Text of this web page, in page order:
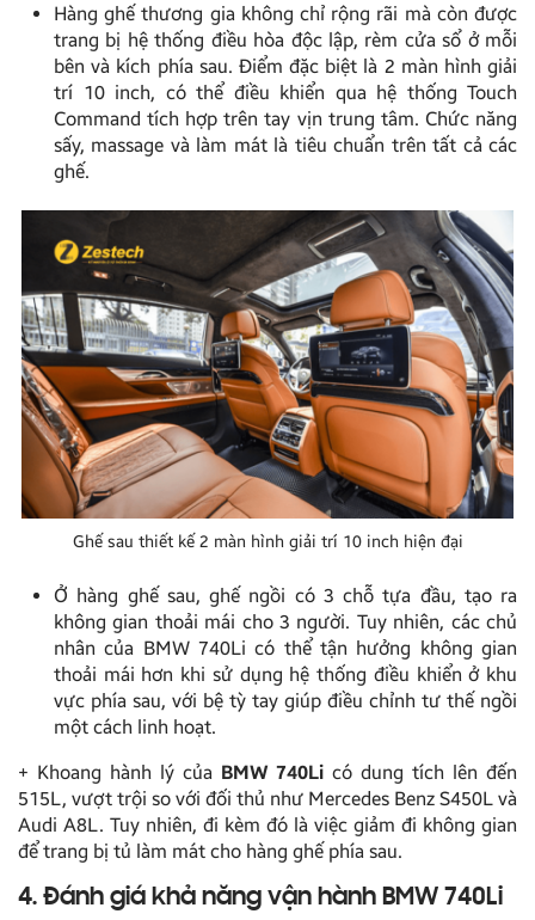
Hàng ghế thương gia không chỉ rộng rãi mà còn được
trang bị hệ thống điều hòa độc lập, rèm cửa sổ ở mỗi
bên và kích phía sau. Điểm đặc biệt là 2 màn hình giải
trí 10 inch, có thể điều khiển qua hệ thống Touch
Command tích hợp trên tay vịn trung tâm. Chức năng
sấy, massage và làm mát là tiêu chuẩn trên tất cả các
ghế.
Ghế sau thiết kế 2 màn hình giải trí 10 inch hiện đại
Ở hàng ghế sau, ghế ngồi có 3 chỗ tựa đầu, tạo ra
không gian thoải mái cho 3 người. Tuy nhiên, các chủ
nhân của BMW 740Li có thể tận hưởng không gian
thoải mái hơn khi sử dụng hệ thống điều khiển ở khu
vực phía sau, với bệ tỳ tay giúp điều chỉnh tư thế ngồi
một cách linh hoạt.
+ Khoang hành lý của BMW 740Li có dung tích lên đến
515L, vượt trội so với đối thủ như Mercedes Benz S450L và
Audi A8L. Tuy nhiên, đi kèm đó là việc giảm đi không gian
để trang bị tủ làm mát cho hàng ghế phía sau.
4. Đánh giá khả năng vận hành BMW 740Li